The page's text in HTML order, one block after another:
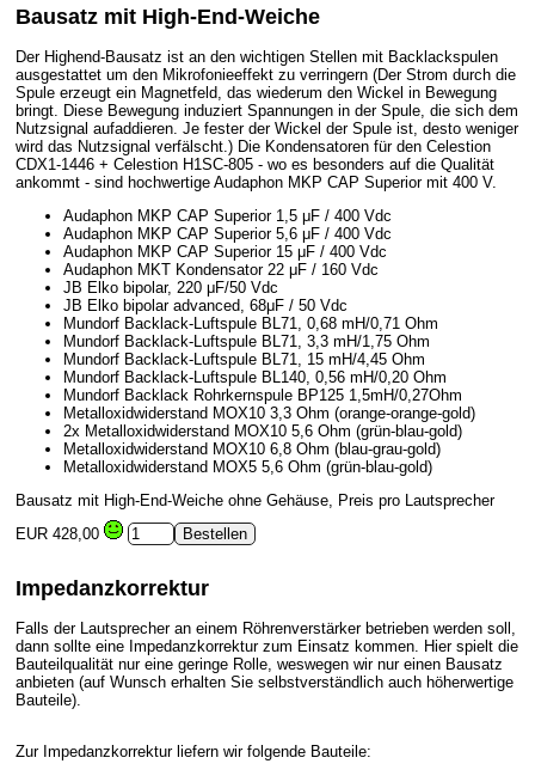
Bausatz mit High-End-Weiche
Der Highend-Bausatz ist an den wichtigen Stellen mit Backlackspulen
ausgestattet um den Mikrofonieeffekt zu verringern (Der Strom durch die
Spule erzeugt ein Magnetfeld, das wiederum den Wickel in Bewegung
bringt. Diese Bewegung induziert Spannungen in der Spule, die sich dem
Nutzsignal aufaddieren. Je fester der Wickel der Spule ist, desto weniger
wird das Nutzsignal verfälscht.) Die Kondensatoren für den Celestion
CDX1-1446 + Celestion H1SC-805 - wo es besonders auf die Qualität
ankommt - sind hochwertige Audaphon MKP CAP Superior mit 400 V.
Audaphon MKP CAP Superior 1,5 μF / 400 Vdc
Audaphon MKP CAP Superior 5,6 μF / 400 Vdc
Audaphon MKP CAP Superior 15 μF / 400 Vdc
Audaphon MKT Kondensator 22 μF / 160 Vdc
JB Elko bipolar, 220 μF/50 Vdc
JB Elko bipolar advanced, 68μF / 50 Vdc
Mundorf Backlack-Luftspule BL71, 0,68 mH/0,71 Ohm
Mundorf Backlack-Luftspule BL71, 3,3 mH/1,75 Ohm
Mundorf Backlack-Luftspule BL71, 15 mH/4,45 Ohm
Mundorf Backlack-Luftspule BL140, 0,56 mH/0,20 Ohm
Mundorf Backlack Rohrkernspule BP125 1,5mH/0,27Ohm
Metalloxidwiderstand MOX10 3,3 Ohm (orange-orange-gold)
2x Metalloxidwiderstand MOX10 5,6 Ohm (grün-blau-gold)
Metalloxidwiderstand MOX10 6,8 Ohm (blau-grau-gold)
Metalloxidwiderstand MOX5 5,6 Ohm (grün-blau-gold)
Bausatz mit High-End-Weiche ohne Gehäuse, Preis pro Lautsprecher
EUR 428,00
Impedanzkorrektur
Falls der Lautsprecher an einem Röhrenverstärker betrieben werden soll,
dann sollte eine Impedanzkorrektur zum Einsatz kommen. Hier spielt die
Bauteilqualität nur eine geringe Rolle, weswegen wir nur einen Bausatz
anbieten (auf Wunsch erhalten Sie selbstverständlich auch höherwertige
Bauteile).
Zur Impedanzkorrektur liefern wir folgende Bauteile: